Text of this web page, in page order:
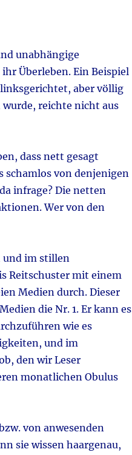
unabhängige
Überleben. Ein Beispiel
aber völlig
reichte nicht aus
dass nett gesagt
von denjenigen
infrage? Die netten
Wer von den
und im stillen
Reitschuster mit einem
Medien durch. Dieser
die Nr. 1. Er kann es
wie es
und im
den wir Leser
monatlichen Obulus
von anwesenden
sie wissen haargenau,